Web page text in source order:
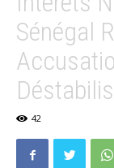
Sénégal
42